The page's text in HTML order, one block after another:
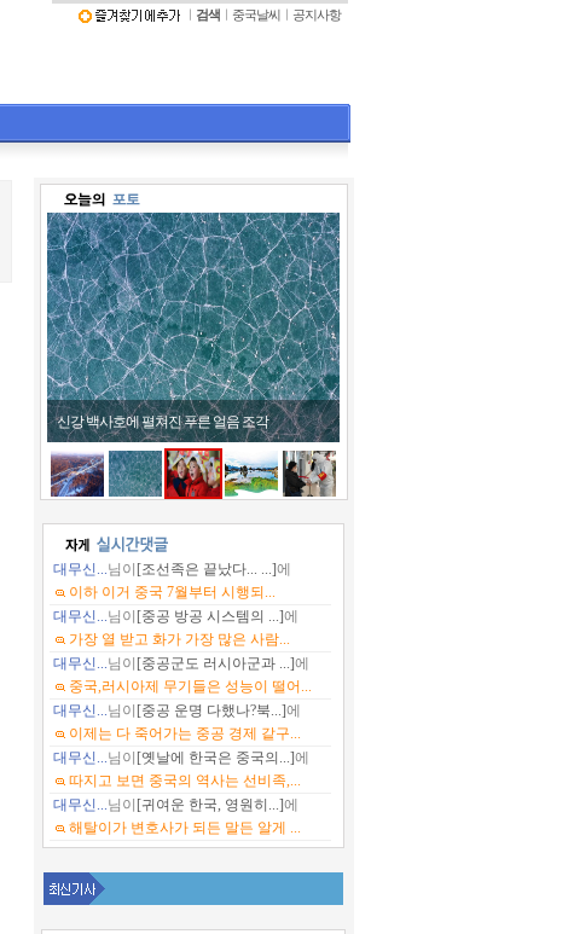
검색 중국날씨 공지사항
신강 백사호에 펼쳐진 푸른 얼음 조각
대무신...님이 [조선족은 끝났다... ...]에
이하 이거 중국 7월부터 시행되...
대무신...님이 [중공 방공 시스템의 ...]에
가장 열 받고 화가 가장 많은 사람...
대무신...님이 [중공군도 러시아군과 ...]에
중국,러시아제 무기들은 성능이 떨어...
대무신...님이 [중공 운명 다했나?북...]에
이제는 다 죽어가는 중공 경제 같구...
대무신...님이 [옛날에 한국은 중국의...]에
따지고 보면 중국의 역사는 선비족,...
대무신...님이 [귀여운 한국, 영원히...]에
해탈이가 변호사가 되든 말든 알게 ...